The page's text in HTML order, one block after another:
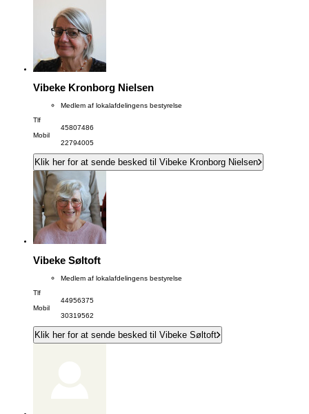
Vibeke Kronborg Nielsen
Medlem af lokalafdelingens bestyrelse
Tlf
45807486
Mobil
22794005
Klik her for at sende besked til Vibeke Kronborg Nielsen
Vibeke Søltoft
Medlem af lokalafdelingens bestyrelse
Tlf
44956375
Mobil
30319562
Klik her for at sende besked til Vibeke Søltoft